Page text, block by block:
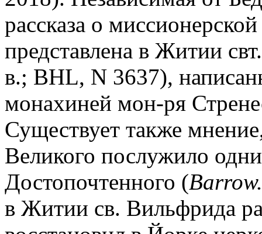
рассказа о
представлена в Житии
в.; BHL, N 3637),
монахиней мон-ря
Существует также
Великого послужило
Достопочтенного (Barrow.
в Житии св. Вильфрида